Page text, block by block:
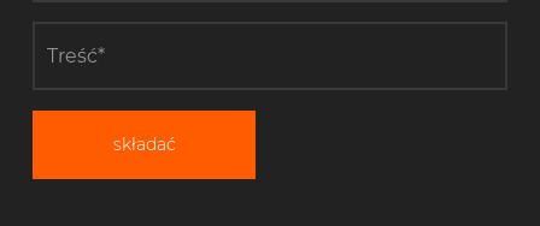
składać